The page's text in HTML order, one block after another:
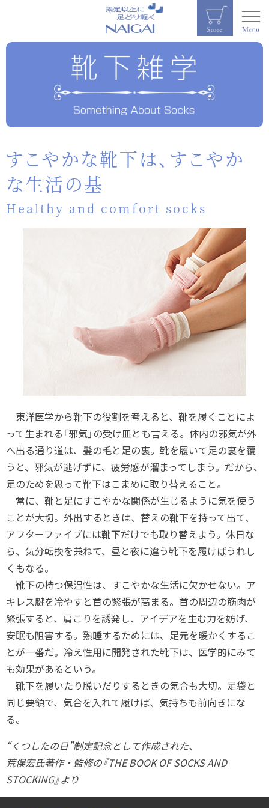
すこやかな靴下は、すこやか
な生活の基
Healthy and comfort socks
東洋医学から靴下の役割を考えると、靴を履くことによ
って生まれる「邪気」の受け皿とも言える。体内の邪気が外
へ出る通り道は、髪の毛と足の裏。靴を履いて足の裏を覆
うと、邪気が逃げずに、疲労感が溜まってしまう。だから、
足のためを思って靴下はこまめに取り替えること。
常に、靴と足にすこやかな関係が生じるように気を使う
ことが大切。外出するときは、替えの靴下を持って出て、
アフターファイブには靴下だけでも取り替えよう。休日な
ら、気分転換を兼ねて、昼と夜に違う靴下を履けばうれし
くもなる。
靴下の持つ保温性は、すこやかな生活に欠かせない。ア
キレス腱を冷やすと首の緊張が高まる。首の周辺の筋肉が
緊張すると、肩こりを誘発し、アイデアを生む力を妨げ、
安眠も阻害する。熟睡するためには、足元を暖かくするこ
とが一番だ。冷え性用に開発された靴下は、医学的にみて
も効果があるという。
靴下を履いたり脱いだりするときの気合も大切。足袋と
同じ要領で、気合を入れて履けば、気持ちも前向きにな
る。
“くつしたの日”制定記念として作成された、
荒俣宏氏著作・監修の『THE BOOK OF SOCKS AND
STOCKING』より